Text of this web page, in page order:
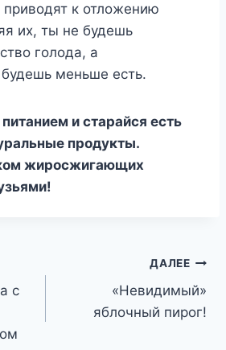
к отложению
их, ты не будешь
голода, а
меньше есть.
и старайся есть
продукты.
жиросжигающих
с
ДАЛЕЕ
«Невидимый»
яблочный пирог!